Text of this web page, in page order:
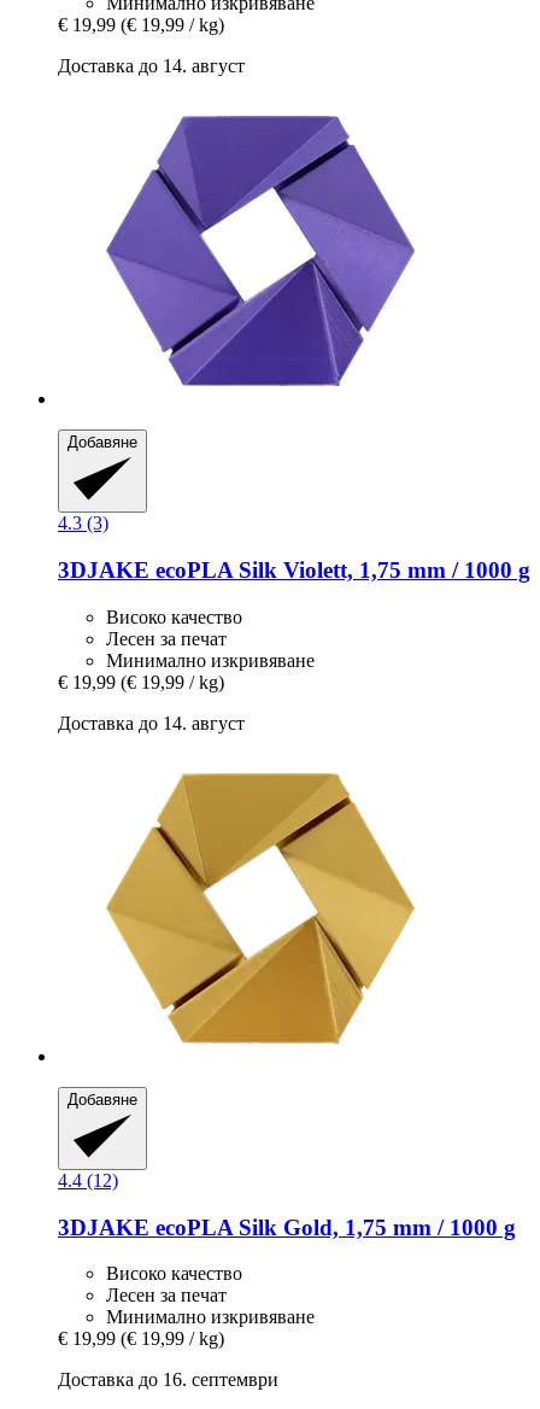
€ 19,99 (€ 19,99 / kg)
Доставка до 14. август
Добавяне
4.3 (3)
3DJAKE ecoPLA Silk Violett, 1,75 mm / 1000 g
Високо качество
Лесен за печат
Минимално изкривяване
€ 19,99 (€ 19,99 / kg)
Доставка до 14. август
Добавяне
4.4 (12)
3DJAKE ecoPLA Silk Gold, 1,75 mm / 1000 g
Високо качество
Лесен за печат
Минимално изкривяване
€ 19,99 (€ 19,99 / kg)
Доставка до 16. септември